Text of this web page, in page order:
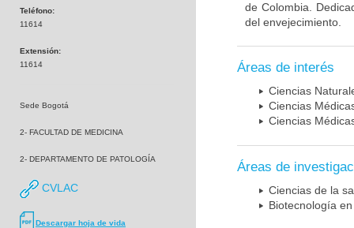
Teléfono:
11614
Extensión:
11614
Sede Bogotá
2- FACULTAD DE MEDICINA
2- DEPARTAMENTO DE PATOLOGÍA
CVLAC
Descargar hoja de vida
de Colombia.
del envejecimiento.
Áreas de interés
Ciencias
Ciencias
Ciencias
Áreas de
Ciencias de la
Biotecnología